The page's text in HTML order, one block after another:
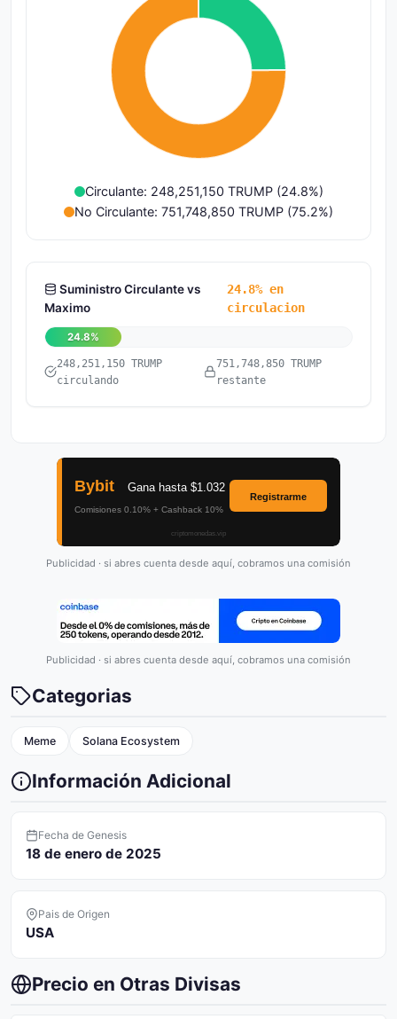
Circulante: 248,251,150 TRUMP (24.8%)
No Circulante: 751,748,850 TRUMP (75.2%)
Suministro Circulante vs
Maximo
24.8% en
circulacion
24.8%
248,251,150 TRUMP
circulando
751,748,850 TRUMP
restante
Publicidad · si abres cuenta desde aquí, cobramos una comisión
Publicidad · si abres cuenta desde aquí, cobramos una comisión
Categorias
Meme Solana Ecosystem
Información Adicional
Fecha de Genesis
18 de enero de 2025
Pais de Origen
USA
Precio en Otras Divisas